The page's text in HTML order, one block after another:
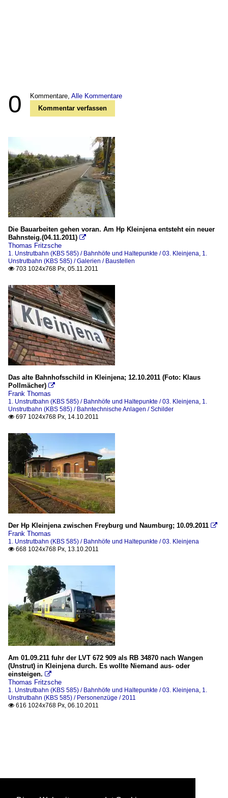
0 Kommentare, Alle Kommentare
Kommentar verfassen
Die Bauarbeiten gehen voran. Am Hp Kleinjena entsteht ein neuer
Bahnsteig.(04.11.2011) 
Thomas Fritzsche
1. Unstrutbahn (KBS 585) / Bahnhöfe und Haltepunkte / 03. Kleinjena, 1.
Unstrutbahn (KBS 585) / Galerien / Baustellen
 703 1024x768 Px, 05.11.2011
Das alte Bahnhofsschild in Kleinjena; 12.10.2011 (Foto: Klaus
Pollmächer) 
Frank Thomas
1. Unstrutbahn (KBS 585) / Bahnhöfe und Haltepunkte / 03. Kleinjena, 1.
Unstrutbahn (KBS 585) / Bahntechnische Anlagen / Schilder
 697 1024x768 Px, 14.10.2011
Der Hp Kleinjena zwischen Freyburg und Naumburg; 10.09.2011 
Frank Thomas
1. Unstrutbahn (KBS 585) / Bahnhöfe und Haltepunkte / 03. Kleinjena
 668 1024x768 Px, 13.10.2011
Am 01.09.211 fuhr der LVT 672 909 als RB 34870 nach Wangen
(Unstrut) in Kleinjena durch. Es wollte Niemand aus- oder
einsteigen. 
Thomas Fritzsche
1. Unstrutbahn (KBS 585) / Bahnhöfe und Haltepunkte / 03. Kleinjena, 1.
Unstrutbahn (KBS 585) / Personenzüge / 2011
 616 1024x768 Px, 06.10.2011